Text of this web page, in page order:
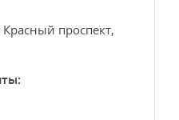
проспект,